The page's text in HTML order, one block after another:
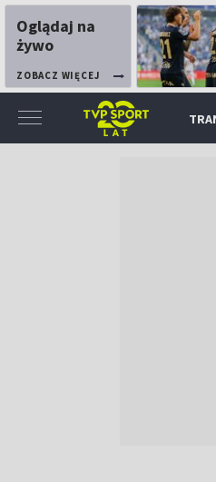
Oglądaj na
żywo
ZOBACZ WIĘCEJ